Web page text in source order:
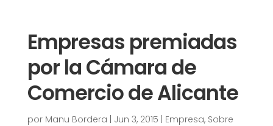
Empresas premiadas
por la Cámara de
Comercio de Alicante
por Manu Bordera Jun 3, 2015 Empresa, Sobre